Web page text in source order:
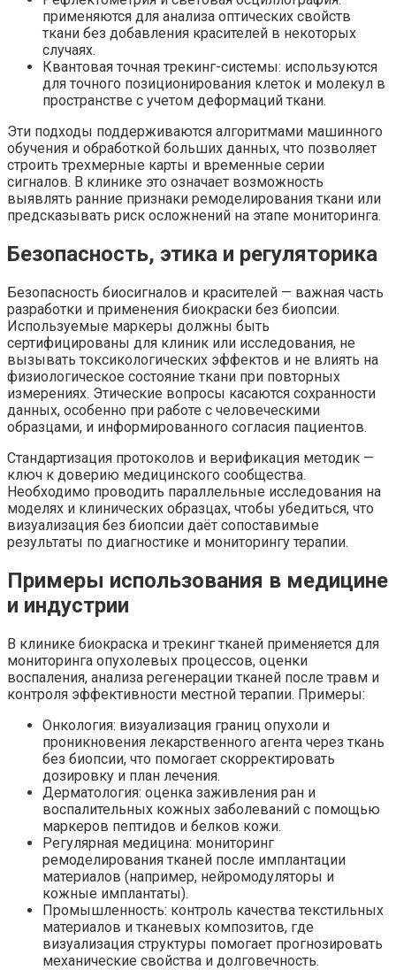
применяются для анализа оптических свойств
ткани без добавления красителей в некоторых
случаях.
Квантовая точная трекинг-системы: используются
для точного позиционирования клеток и молекул в
пространстве с учетом деформаций ткани.
Эти подходы поддерживаются алгоритмами машинного
обучения и обработкой больших данных, что позволяет
строить трехмерные карты и временные серии
сигналов. В клинике это означает возможность
выявлять ранние признаки ремоделирования ткани или
предсказывать риск осложнений на этапе мониторинга.
Безопасность, этика и регуляторика
Безопасность биосигналов и красителей — важная часть
разработки и применения биокраски без биопсии.
Используемые маркеры должны быть
сертифицированы для клиник или исследования, не
вызывать токсикологических эффектов и не влиять на
физиологическое состояние ткани при повторных
измерениях. Этические вопросы касаются сохранности
данных, особенно при работе с человеческими
образцами, и информированного согласия пациентов.
Стандартизация протоколов и верификация методик —
ключ к доверию медицинского сообщества.
Необходимо проводить параллельные исследования на
моделях и клинических образцах, чтобы убедиться, что
визуализация без биопсии даёт сопоставимые
результаты по диагностике и мониторингу терапии.
Примеры использования в медицине
и индустрии
В клинике биокраска и трекинг тканей применяется для
мониторинга опухолевых процессов, оценки
воспаления, анализа регенерации тканей после травм и
контроля эффективности местной терапии. Примеры:
Онкология: визуализация границ опухоли и
проникновения лекарственного агента через ткань
без биопсии, что помогает скорректировать
дозировку и план лечения.
Дерматология: оценка заживления ран и
воспалительных кожных заболеваний с помощью
маркеров пептидов и белков кожи.
Регулярная медицина: мониторинг
ремоделирования тканей после имплантации
материалов (например, нейромодуляторы и
кожные имплантаты).
Промышленность: контроль качества текстильных
материалов и тканевых композитов, где
визуализация структуры помогает прогнозировать
механические свойства и долговечность.